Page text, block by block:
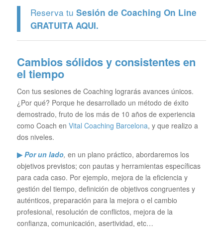
Reserva tu Sesión de Coaching On Line
GRATUITA AQUI.
Cambios sólidos y consistentes en
el tiempo
Con tus sesiones de Coaching lograrás avances únicos.
¿Por qué? Porque he desarrollado un método de éxito
demostrado, fruto de los más de 10 años de experiencia
como Coach en Vital Coaching Barcelona, y que realizo a
dos niveles.
▶Por un lado, en un plano práctico, abordaremos los
objetivos previstos; con pautas y herramientas específicas
para cada caso. Por ejemplo, mejora de la eficiencia y
gestión del tiempo, definición de objetivos congruentes y
auténticos, preparación para la mejora o el cambio
profesional, resolución de conflictos, mejora de la
confianza, comunicación, asertividad, etc…